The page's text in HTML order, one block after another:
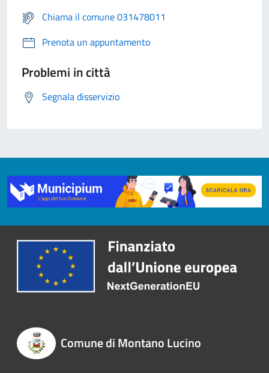
Chiama il comune 031478011
Prenota un appuntamento
Problemi in città
Segnala disservizio
Comune di Montano Lucino